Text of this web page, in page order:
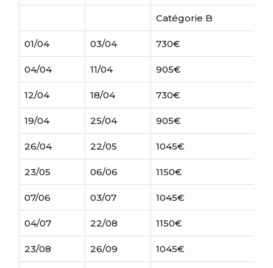
Catégorie B
01/04 03/04 730€
04/04 11/04 905€
12/04 18/04 730€
19/04 25/04 905€
26/04 22/05 1045€
23/05 06/06 1150€
07/06 03/07 1045€
04/07 22/08 1150€
23/08 26/09 1045€